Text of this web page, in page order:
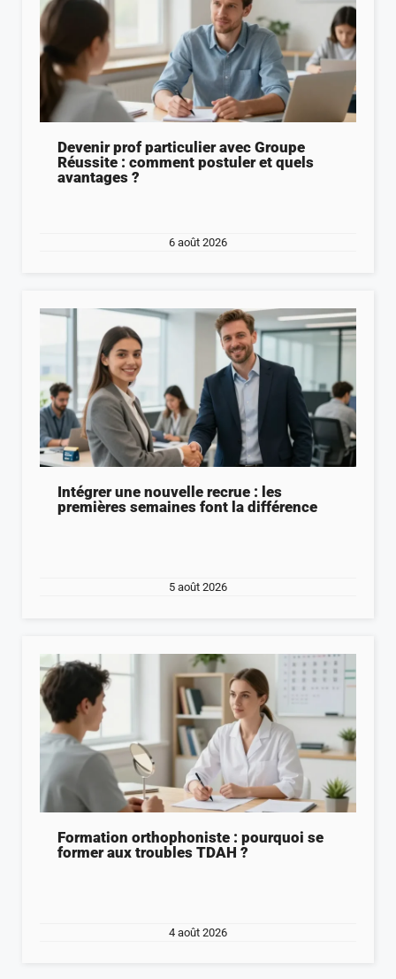
Devenir prof particulier avec Groupe
Réussite : comment postuler et quels
avantages ?
6 août 2026
Intégrer une nouvelle recrue : les
premières semaines font la différence
5 août 2026
Formation orthophoniste : pourquoi se
former aux troubles TDAH ?
4 août 2026